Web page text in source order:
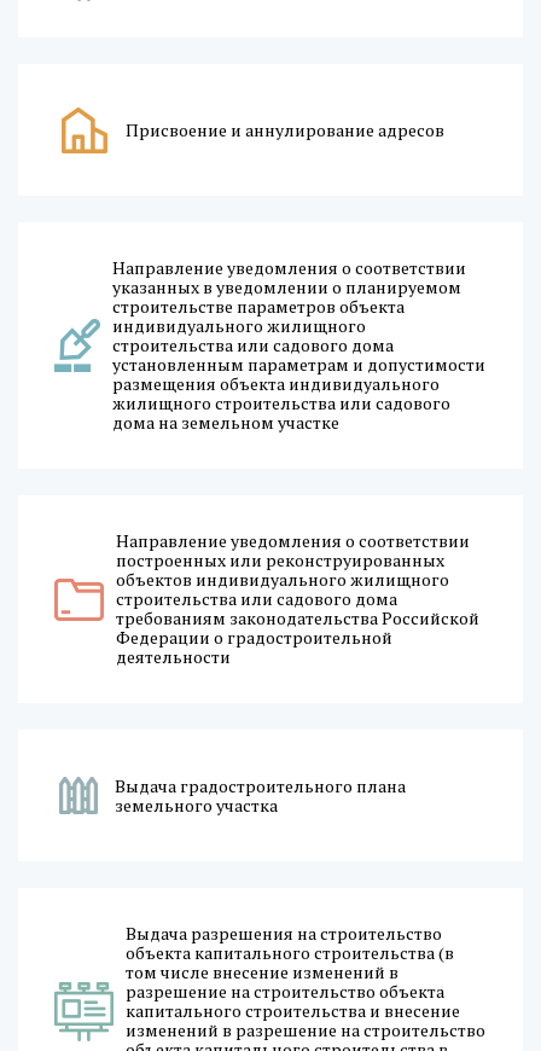
Присвоение и аннулирование адресов
Направление уведомления о соответствии
указанных в уведомлении о планируемом
строительстве параметров объекта
индивидуального жилищного
строительства или садового дома
установленным параметрам и допустимости
размещения объекта индивидуального
жилищного строительства или садового
дома на земельном участке
Направление уведомления о соответствии
построенных или реконструированных
объектов индивидуального жилищного
строительства или садового дома
требованиям законодательства Российской
Федерации о градостроительной
деятельности
Выдача градостроительного плана
земельного участка
Выдача разрешения на строительство
объекта капитального строительства (в
том числе внесение изменений в
разрешение на строительство объекта
капитального строительства и внесение
изменений в разрешение на строительство